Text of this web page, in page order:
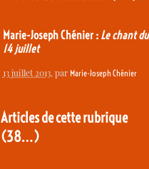
Marie-Joseph Chénier : Le chant du
14 juillet
13 juillet 2013, par Marie-Joseph Chénier
Articles de cette rubrique
(38…)